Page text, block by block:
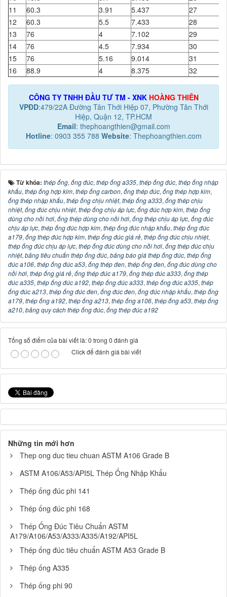
11
60.3 3.91 5.437 27
12
60.3 5.5 7.433 28
13
76 4 7.102 29
14
76 4.5 7.934 30
15
76 5.16 9.014 31
16
88.9 4 8.375 32
CÔNG TY TNHH ĐẦU TƯ TM - XNK HOÀNG THIÊN
VPĐD:479/22A Đường Tân Thới Hiệp 07, Phường Tân Thới
Hiệp, Quận 12, TP.HCM
Email: thephoangthien@gmail.com
Hotline: 0903 355 788 Website: Thephoangthien.com
Từ khóa: thép ống, ống đúc, thép ống a335, thép ống đúc, thép ống nhập
khẩu, thép ống hợp kim, thép ống carbon, ống thép đúc, ống thép hợp kim,
ống thép nhập khẩu, thép ống chịu nhiệt, thép ống a333, ống thép chịu
nhiệt, ống đúc chịu nhiệt, thép ống chịu áp lực, ống đúc hợp kim, thép ống
dùng cho nồi hơi, ống thép dùng cho nồi hơi, ống thép chịu áp lực, ống đúc
chịu áp lực, thép ống đúc hợp kim, thép ống đúc nhập khẩu, thép ống đúc
a179, ống thép đúc hợp kim, thép ống đúc giá rẻ, thép ống đúc chịu nhiệt,
thép ống đúc chịu áp lực, thép ống đúc dùng cho nồi hơi, ống thép đúc chịu
nhiệt, bảng tiêu chuẩn thép ống đúc, bảng báo giá thép ống đúc, thép ống
đúc a106, thép ống đúc a53, ống thép đen, thép ống đen, ống đúc dùng cho
nồi hơi, thép ống giá rẻ, ống thép đúc a179, ống thép đúc a333, ống thép
đúc a335, thép ống đúc a192, thép ống đúc a333, thép ống đúc a335, thép
ống đúc a213, thép ống đúc đen, ống đúc đen, ống đúc nhập khẩu, thép ống
a179, thép ống a192, thép ống a213, thép ống a106, thép ống a53, thép ống
a210, bảng quy cách thép ống đúc, ống thép đúc a192
Tổng số điểm của bài viết là: 0 trong 0 đánh giá
Click để đánh giá bài viết
Những tin mới hơn
Thep ong duc tieu chuan ASTM A106 Grade B
ASTM A106/A53/API5L Thép Ống Nhập Khẩu
Thép ống đúc phi 141
Thép ống đúc phi 168
Thép Ống Đúc Tiêu Chuẩn ASTM
A179/A106/A53/A333/A335/A192/API5L
Thép ống đúc tiêu chuẩn ASTM A53 Grade B
Thép ống A335
Thép ống phi 90